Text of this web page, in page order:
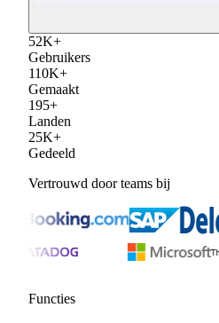
52K+
Gebruikers
110K+
Gemaakt
195+
Landen
25K+
Gedeeld
Vertrouwd door teams bij
Functies